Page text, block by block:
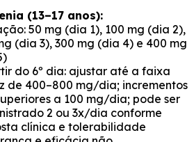
(13–17 anos):
50 mg (dia 1), 100 mg (dia 2),
(dia 3), 300 mg (dia 4) e 400 mg
do 6º dia: ajustar até a faixa
de 400–800 mg/dia; incrementos
a 100 mg/dia; pode ser
2 ou 3x/dia conforme
clínica e tolerabilidade